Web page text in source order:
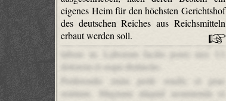
eigenes Heim für den höchsten Gerichtshof
des deutschen Reiches aus Reichsmitteln
erbaut werden soll.
Et inventore et occaecati perferendis sunt
temporibus ipsa. Minus est est aut similique
sint rerum architecto. Incidunt non tempora
labore in. Laborum facilis porro nisi. Ut
dolorem et sequi distinctio.
Perferendis enim perfe rendis et prae
sentium. Magnam aliquid assumenda et